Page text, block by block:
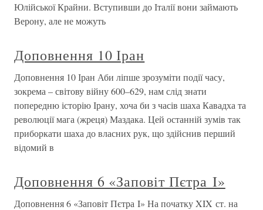
Юлійської Крайни. Вступивши до Італії вони займають
Верону, але не можуть
Доповнення 10 Іран
Доповнення 10 Іран Аби ліпше зрозуміти події часу,
зокрема – світову війну 600–629, нам слід знати
попередню історію Ірану, хоча би з часів шаха Кавадха та
революції мага (жреця) Маздака. Цей останній зумів так
приборкати шаха до власних рук, що здійснив перший
відомий в
Доповнення 6 «Заповіт Пєтра I»
Доповнення 6 «Заповіт Пєтра I» На початку XIX ст. на